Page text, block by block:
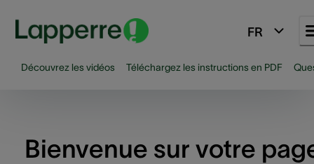
FR
Découvrez les vidéos Téléchargez les instructions en PDF
Bienvenue sur votre